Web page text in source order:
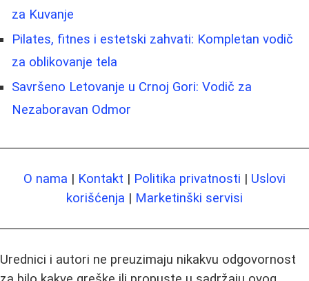
za Kuvanje
Pilates, fitnes i estetski zahvati: Kompletan vodič
za oblikovanje tela
Savršeno Letovanje u Crnoj Gori: Vodič za
Nezaboravan Odmor
O nama | Kontakt | Politika privatnosti | Uslovi
korišćenja | Marketinški servisi
Urednici i autori ne preuzimaju nikakvu odgovornost